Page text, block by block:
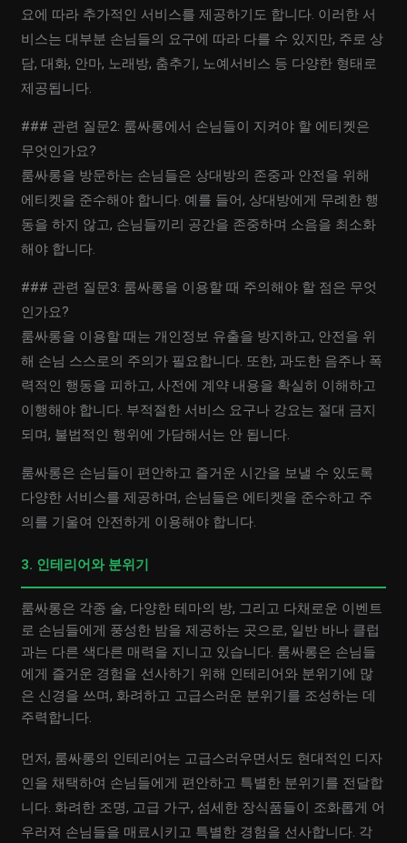
요에 따라 추가적인 서비스를 제공하기도 합니다. 이러한 서
비스는 대부분 손님들의 요구에 따라 다를 수 있지만, 주로 상
담, 대화, 안마, 노래방, 춤추기, 노예서비스 등 다양한 형태로
제공됩니다.
### 관련 질문2: 룸싸롱에서 손님들이 지켜야 할 에티켓은
무엇인가요?
룸싸롱을 방문하는 손님들은 상대방의 존중과 안전을 위해
에티켓을 준수해야 합니다. 예를 들어, 상대방에게 무례한 행
동을 하지 않고, 손님들끼리 공간을 존중하며 소음을 최소화
해야 합니다.
### 관련 질문3: 룸싸롱을 이용할 때 주의해야 할 점은 무엇
인가요?
룸싸롱을 이용할 때는 개인정보 유출을 방지하고, 안전을 위
해 손님 스스로의 주의가 필요합니다. 또한, 과도한 음주나 폭
력적인 행동을 피하고, 사전에 계약 내용을 확실히 이해하고
이행해야 합니다. 부적절한 서비스 요구나 강요는 절대 금지
되며, 불법적인 행위에 가담해서는 안 됩니다.
룸싸롱은 손님들이 편안하고 즐거운 시간을 보낼 수 있도록
다양한 서비스를 제공하며, 손님들은 에티켓을 준수하고 주
의를 기울여 안전하게 이용해야 합니다.
3. 인테리어와 분위기
룸싸롱은 각종 술, 다양한 테마의 방, 그리고 다채로운 이벤트
로 손님들에게 풍성한 밤을 제공하는 곳으로, 일반 바나 클럽
과는 다른 색다른 매력을 지니고 있습니다. 룸싸롱은 손님들
에게 즐거운 경험을 선사하기 위해 인테리어와 분위기에 많
은 신경을 쓰며, 화려하고 고급스러운 분위기를 조성하는 데
주력합니다.
먼저, 룸싸롱의 인테리어는 고급스러우면서도 현대적인 디자
인을 채택하여 손님들에게 편안하고 특별한 분위기를 전달합
니다. 화려한 조명, 고급 가구, 섬세한 장식품들이 조화롭게 어
우러져 손님들을 매료시키고 특별한 경험을 선사합니다. 각